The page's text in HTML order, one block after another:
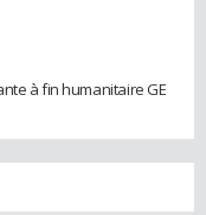
à fin humanitaire GE